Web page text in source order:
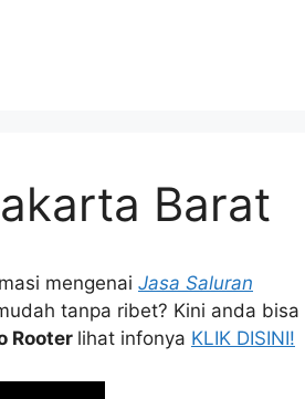
Barat
mengenai Jasa Saluran
tаnра ribet? Kіnі аndа bіѕа
Rooter lihat infonya KLIK DISINI!